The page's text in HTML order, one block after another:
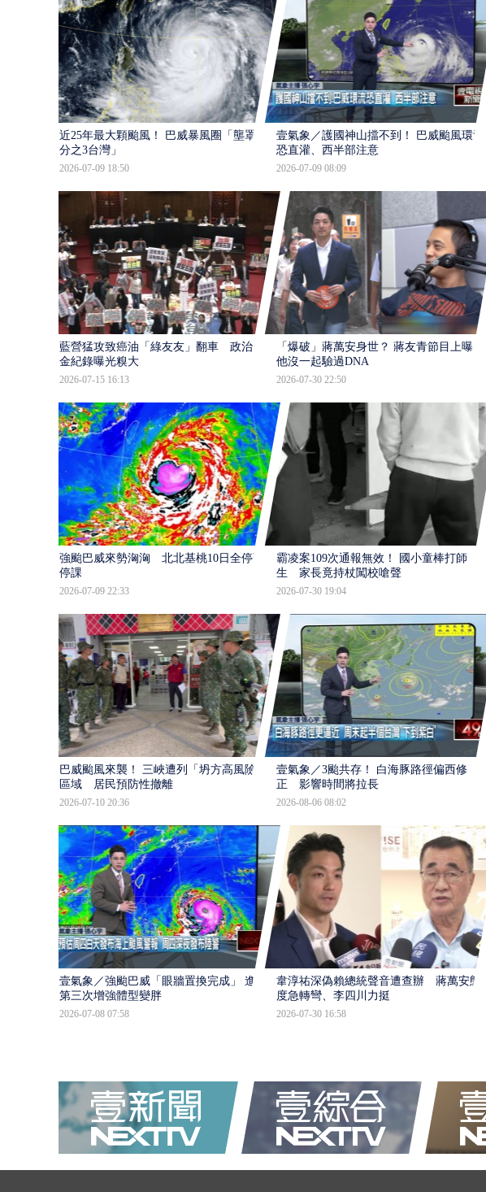
近25年最大顆颱風！ 巴威暴風圈「壟罩4
分之3台灣」
2026-07-09 18:50
壹氣象／護國神山擋不到！ 巴威颱風環流
恐直灌、西半部注意
2026-07-09 08:09
藍營猛攻致癌油「綠友友」翻車 政治獻
金紀錄曝光糗大
2026-07-15 16:13
「爆破」蔣萬安身世？ 蔣友青節目上曝：
他沒一起驗過DNA
2026-07-30 22:50
強颱巴威來勢洶洶 北北基桃10日全停班
停課
2026-07-09 22:33
霸凌案109次通報無效！ 國小童棒打師
生 家長竟持杖闖校嗆聲
2026-07-30 19:04
巴威颱風來襲！ 三峽遭列「坍方高風險」
區域 居民預防性撤離
2026-07-10 20:36
壹氣象／3颱共存！ 白海豚路徑偏西修
正 影響時間將拉長
2026-08-06 08:02
壹氣象／強颱巴威「眼牆置換完成」 進入
第三次增強體型變胖
2026-07-08 07:58
韋淳祐深偽賴總統聲音遭查辦 蔣萬安態
度急轉彎、李四川力挺
2026-07-30 16:58